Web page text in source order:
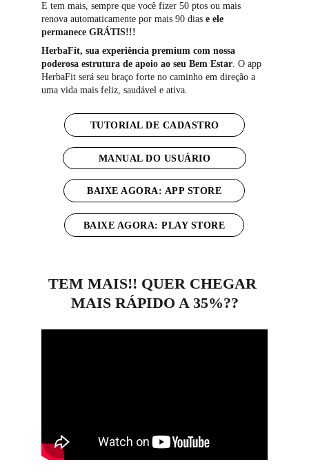
E tem mais, sempre que você fizer 50 ptos ou mais
renova automaticamente por mais 90 dias e ele
permanece GRÁTIS!!!
HerbaFit, sua experiência premium com nossa
poderosa estrutura de apoio ao seu Bem Estar. O app
HerbaFit será seu braço forte no caminho em direção a
uma vida mais feliz, saudável e ativa.
TUTORIAL DE CADASTRO
MANUAL DO USUÁRIO
BAIXE AGORA: APP STORE
BAIXE AGORA: PLAY STORE
TEM MAIS!! QUER CHEGAR
MAIS RÁPIDO A 35%??